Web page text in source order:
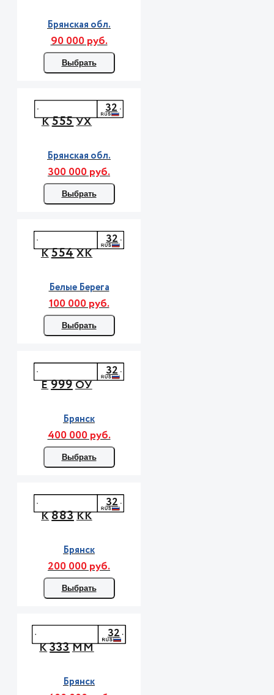
Брянская обл.
90 000 руб.
Выбрать
К555УХ
32
Брянская обл.
300 000 руб.
Выбрать
К554ХК
32
Белые Берега
100 000 руб.
Выбрать
Е999ОУ
32
Брянск
400 000 руб.
Выбрать
К883КК
32
Брянск
200 000 руб.
Выбрать
К333ММ
32
Брянск